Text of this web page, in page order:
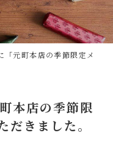
元町本店の季節限定メ
本店の季節限
きました。